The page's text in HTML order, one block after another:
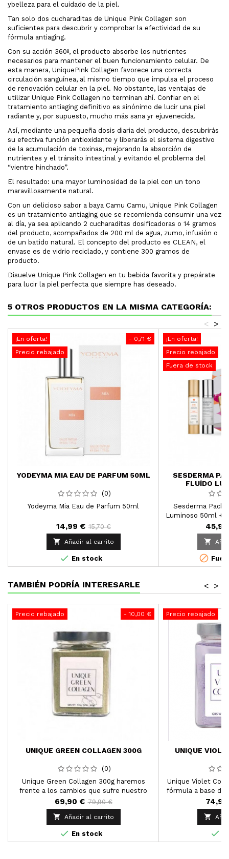
ybelleza para el cuidado de la piel.
Tan solo dos cucharaditas de Unique Pink Collagen son
suficientes para descubrir y comprobar la efectividad de su
fórmula antiaging.
Con su acción 360º, el producto absorbe los nutrientes
necesarios para mantener el buen funcionamiento celular. De
esta manera, UniquePink Collagen favorece una correcta
circulación sanguínea, al mismo tiempo que impulsa el proceso
de renovación celular en la piel. No obstante, las ventajas de
utilizar Unique Pink Collagen no terminan ahí. Confiar en el
tratamiento antiaging definitivo es sinónimo de lucir una piel
radiante y, por supuesto, mucho más sana yr ejuvenecida.
Así, mediante una pequeña dosis diaria del producto, descubrirás
su efectiva función antioxidante y liberarás el sistema digestivo
de la acumulación de toxinas, mejorando la absorción de
nutrientes y el tránsito intestinal y evitando el problema del
“vientre hinchado”.
El resultado: una mayor luminosidad de la piel con un tono
maravillosamente natural.
Con un delicioso sabor a baya Camu Camu, Unique Pink Collagen
es un tratamiento antiaging que se recomienda consumir una vez
al día, ya sea aplicando 2 cucharaditas dosificadoras o 14 gramos
del producto, acompañados de 200 ml de agua, zumo, infusión o
de un batido natural. El concepto del producto es CLEAN, el
envase es de vidrio reciclado, y contiene 300 gramos de
producto.
Disuelve Unique Pink Collagen en tu bebida favorita y prepárate
para lucir la piel perfecta que siempre has deseado.
5 OTROS PRODUCTOS EN LA MISMA CATEGORÍA:
>
<
- 0,71 €
¡En oferta!
Precio rebajado
YODEYMA MIA EAU DE PARFUM 50ML
(0)
Yodeyma Mia Eau de Parfum 50ml
14,99 € 15,70 €

Añadir al carrito
 En stock
¡En oferta!
Precio rebajado
Fuera de stock
SESDERMA
FLUÍDO
ACGLICOLIC
Sesderma Pack
Luminoso 50ml +
Gel


TAMBIÉN PODRÍA INTERESARLE >
<
- 10,00 €
Precio rebajado
UNIQUE GREEN COLLAGEN 300G
(0)
Unique Green Collagen 300g haremos
frente a los cambios que sufre nuestro
organismo.
69,90 € 79,90 €

Añadir al carrito
 En stock
Precio rebajado
UNIQUE
Unique Violet
fórmula a base de
plantas ricas en

